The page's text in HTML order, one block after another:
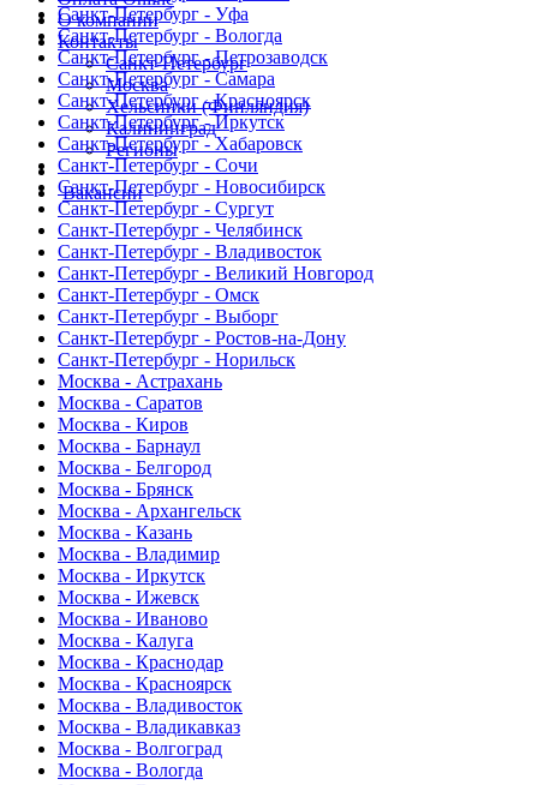
О компании
Контакты
Санкт-Петербург
Москва
Хельсинки (Финляндия)
Калининград
Регионы
Вакансии
Санкт-Петербург - Уфа
Санкт-Петербург - Вологда
Санкт-Петербург - Петрозаводск
Санкт-Петербург - Самара
Санкт-Петербург - Красноярск
Санкт-Петербург - Иркутск
Санкт-Петербург - Хабаровск
Санкт-Петербург - Сочи
Санкт-Петербург - Новосибирск
Санкт-Петербург - Сургут
Санкт-Петербург - Челябинск
Санкт-Петербург - Владивосток
Санкт-Петербург - Великий Новгород
Санкт-Петербург - Омск
Санкт-Петербург - Выборг
Санкт-Петербург - Ростов-на-Дону
Санкт-Петербург - Норильск
Москва - Астрахань
Москва - Саратов
Москва - Киров
Москва - Барнаул
Москва - Белгород
Москва - Брянск
Москва - Архангельск
Москва - Казань
Москва - Владимир
Москва - Иркутск
Москва - Ижевск
Москва - Иваново
Москва - Калуга
Москва - Краснодар
Москва - Красноярск
Москва - Владивосток
Москва - Владикавказ
Москва - Волгоград
Москва - Вологда